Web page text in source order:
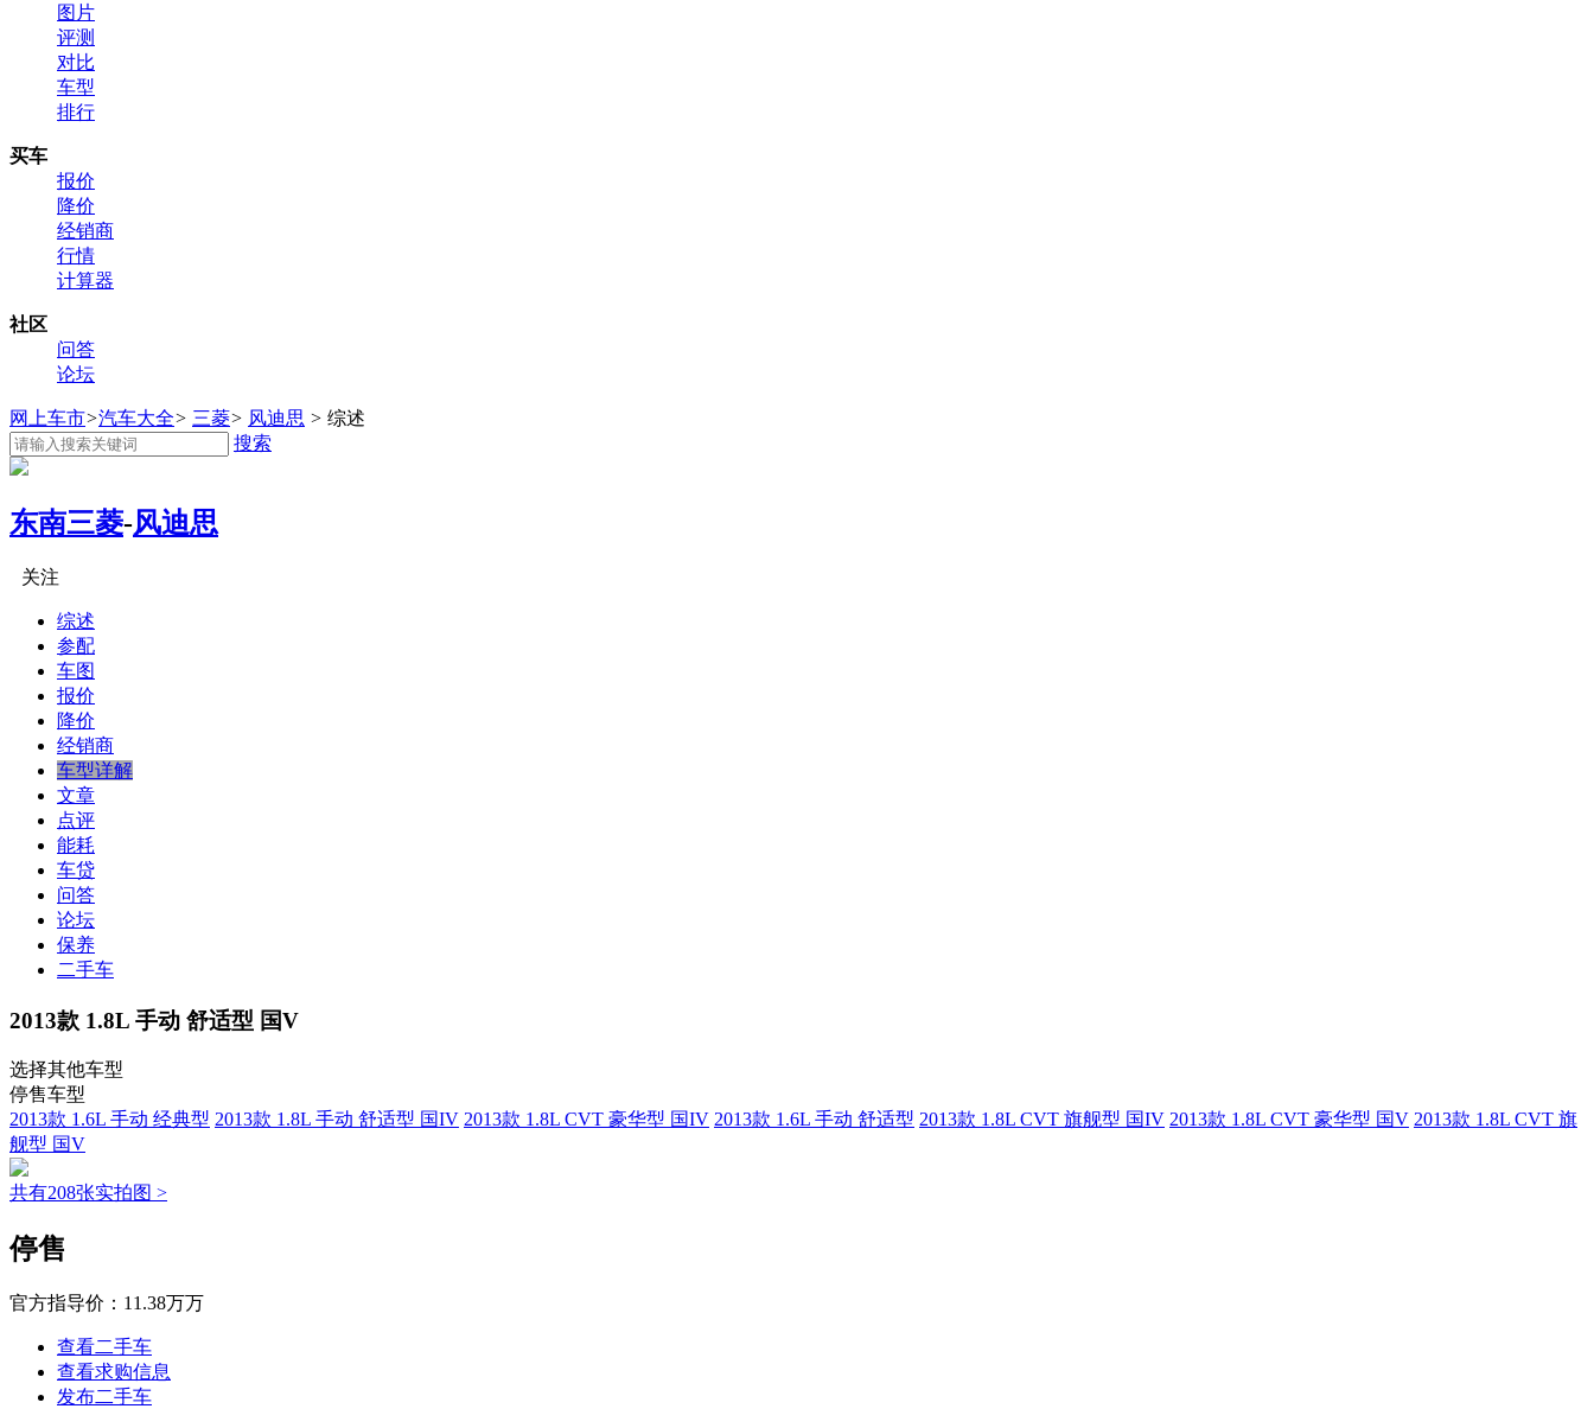
图片
评测
对比
车型
排行
买车
报价
降价
经销商
行情
计算器
社区
问答
论坛
网上车市>汽车大全> 三菱> 风迪思 > 综述
搜索
东南三菱-风迪思
关注
综述
参配
车图
报价
降价
经销商
车型详解
文章
点评
能耗
车贷
问答
论坛
保养
二手车
2013款 1.8L 手动 舒适型 国V
选择其他车型
停售车型
2013款 1.6L 手动 经典型 2013款 1.8L 手动 舒适型 国IV 2013款 1.8L CVT 豪华型 国IV 2013款 1.6L 手动 舒适型 2013款 1.8L CVT 旗舰型 国IV 2013款 1.8L CVT 豪华型 国V 2013款 1.8L CVT 旗
舰型 国V
共有208张实拍图 >
停售
官方指导价： 11.38万万
查看二手车
查看求购信息
发布二手车